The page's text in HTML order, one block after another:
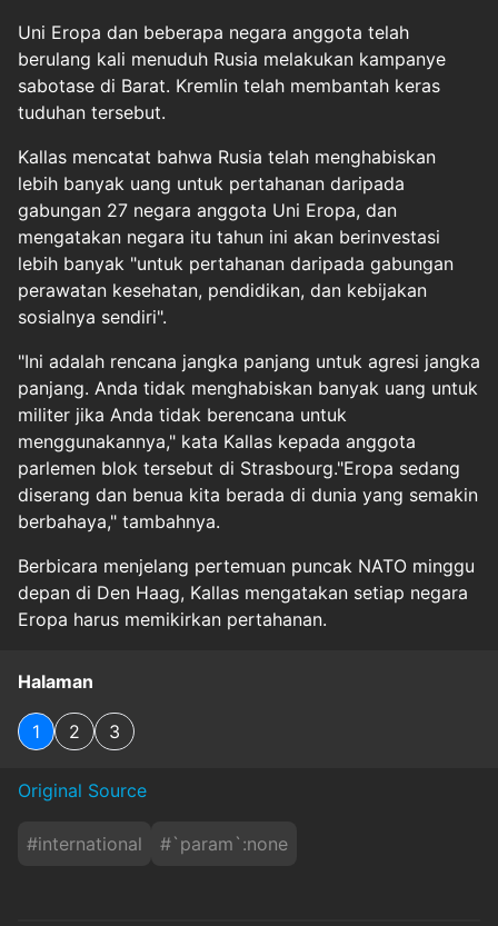
Uni Eropa dan beberapa negara anggota telah
berulang kali menuduh Rusia melakukan kampanye
sabotase di Barat. Kremlin telah membantah keras
tuduhan tersebut.
Kallas mencatat bahwa Rusia telah menghabiskan
lebih banyak uang untuk pertahanan daripada
gabungan 27 negara anggota Uni Eropa, dan
mengatakan negara itu tahun ini akan berinvestasi
lebih banyak "untuk pertahanan daripada gabungan
perawatan kesehatan, pendidikan, dan kebijakan
sosialnya sendiri".
"Ini adalah rencana jangka panjang untuk agresi jangka
panjang. Anda tidak menghabiskan banyak uang untuk
militer jika Anda tidak berencana untuk
menggunakannya," kata Kallas kepada anggota
parlemen blok tersebut di Strasbourg."Eropa sedang
diserang dan benua kita berada di dunia yang semakin
berbahaya," tambahnya.
Berbicara menjelang pertemuan puncak NATO minggu
depan di Den Haag, Kallas mengatakan setiap negara
Eropa harus memikirkan pertahanan.
Halaman
1 2 3
Original Source
#international #`param`:none